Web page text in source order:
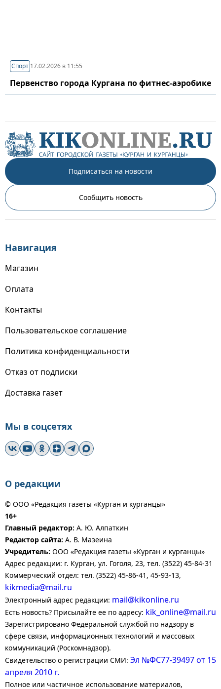
Спорт 17.02.2026 в 11:55
Первенство города Кургана по фитнес-аэробике
Подписаться на новости
Сообщить новость
Навигация
Магазин
Оплата
Контакты
Пользовательское соглашение
Политика конфиденциальности
Отказ от подписки
Доставка газет
Мы в соцсетях
О редакции
© ООО «Редакция газеты «Курган и курганцы»
16+
Главный редактор: А. Ю. Алпаткин
Редактор сайта: А. В. Мазеина
Учредитель: ООО «Редакция газеты «Курган и курганцы»
Адрес редакции: г. Курган, ул. Гоголя, 23, тел. (3522) 45-84-31
Коммерческий отдел: тел. (3522) 45-86-41, 45-93-13,
kikmedia@mail.ru
Электронный адрес редакции: mail@kikonline.ru
Есть новость? Присылайте ее по адресу: kik_online@mail.ru
Зарегистрировано Федеральной службой по надзору в
сфере связи, информационных технологий и массовых
коммуникаций (Роскомнадзор).
Свидетельство о регистрации СМИ: Эл №ФС77-39497 от 15
апреля 2010 г.
Полное или частичное использование материалов,